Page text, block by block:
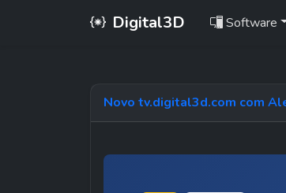
Digital3D Software
Novo tv.digital3d.com com